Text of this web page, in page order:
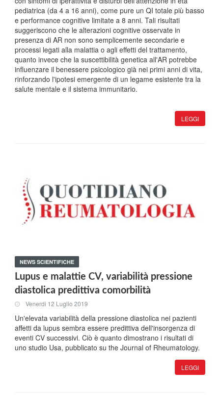
pediatrica (da 4 a 16 anni), come pure un QI totale più basso
e performance cognitive limitate a 8 anni. Tali risultati
suggeriscono che le alterazioni cognitive osservate in
presenza di AR non sono semplicemente secondarie e
processi legati alla malattia o agli effetti del trattamento,
quanto invece che la suscettibilità genetica all'AR potrebbe
influenzare il benessere psicologico già nei primi anni di vita,
rinforzando l'ipotesi emergente di un legame esistente tra la
salute mentale e il sistema immunitario.
LEGGI
NEWS SCIENTIFICHE
Lupus e malattie CV, variabilità pressione
diastolica predittiva comorbilità
Venerdi 12 Luglio 2019
Un'elevata variabilità della pressione diastolica nei pazienti
affetti da lupus sembra essere predittiva dell'insorgenza di
eventi CV successivi. Ciò è quanto dimostrano i risultati di
uno studio Usa, pubblicato su the Journal of Rheumatology.
LEGGI